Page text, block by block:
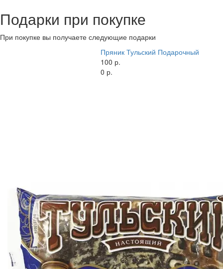
Подарки при покупке
При покупке вы получаете следующие подарки
Пряник Тульский Подарочный
100 р.
0 р.